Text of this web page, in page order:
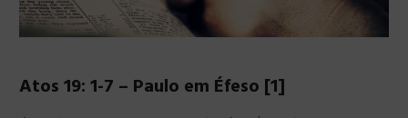
Atos 19: 1-7 – Paulo em Éfeso [1]